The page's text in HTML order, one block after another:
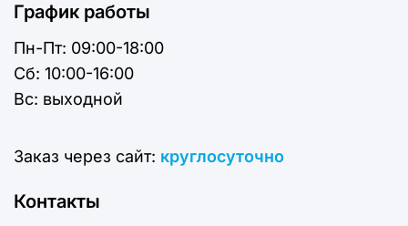
График работы
Пн-Пт: 09:00-18:00
Cб: 10:00-16:00
Вс: выходной
Заказ через сайт: круглосуточно
Контакты